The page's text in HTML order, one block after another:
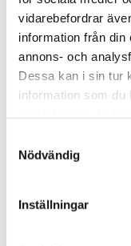
vidarebefordrar
information från din
annons- och
Dessa kan i sin tur
information som du
Nödvändig
Inställningar
Lättmonterad
lasthållarfot för Thule
takräcken, för fordon
integrerad reling.
1 795 kr
1 975 kr